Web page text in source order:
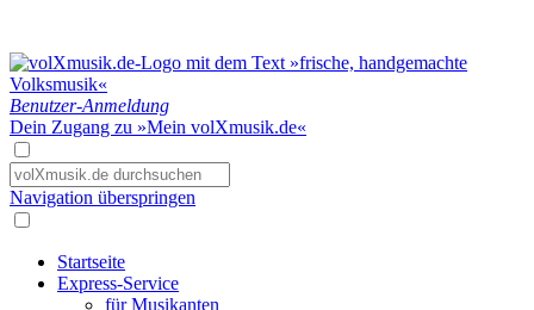
Benutzer-Anmeldung
Dein Zugang zu »Mein volXmusik.de«
Navigation überspringen
Startseite
Express-Service
für Musikanten